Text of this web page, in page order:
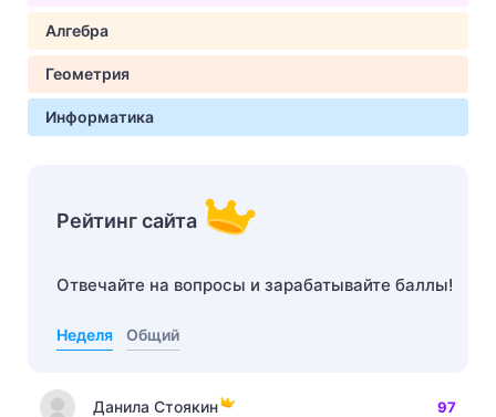
Алгебра
Геометрия
Информатика
Рейтинг сайта
Отвечайте на вопросы и зарабатывайте баллы!
Неделя Общий
Данила Стоякин 97